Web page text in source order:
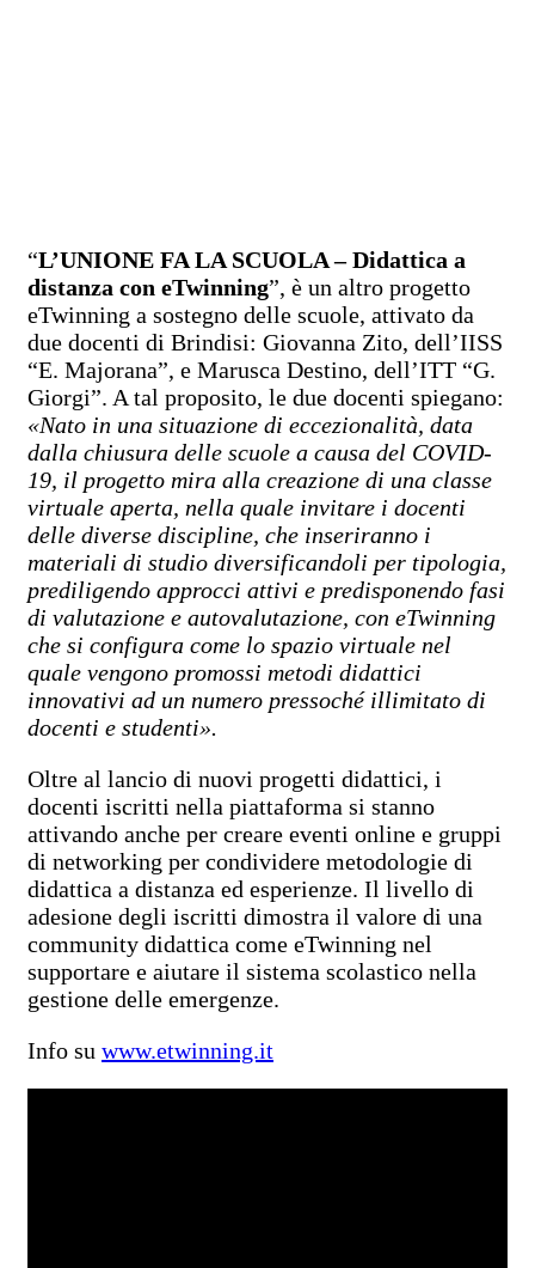
“L’UNIONE FA LA SCUOLA – Didattica a
distanza con eTwinning”, è un altro progetto
eTwinning a sostegno delle scuole, attivato da
due docenti di Brindisi: Giovanna Zito, dell’IISS
“E. Majorana”, e Marusca Destino, dell’ITT “G.
Giorgi”. A tal proposito, le due docenti spiegano:
«Nato in una situazione di eccezionalità, data
dalla chiusura delle scuole a causa del COVID-
19, il progetto mira alla creazione di una classe
virtuale aperta, nella quale invitare i docenti
delle diverse discipline, che inseriranno i
materiali di studio diversificandoli per tipologia,
prediligendo approcci attivi e predisponendo fasi
di valutazione e autovalutazione, con eTwinning
che si configura come lo spazio virtuale nel
quale vengono promossi metodi didattici
innovativi ad un numero pressoché illimitato di
docenti e studenti».
Oltre al lancio di nuovi progetti didattici, i
docenti iscritti nella piattaforma si stanno
attivando anche per creare eventi online e gruppi
di networking per condividere metodologie di
didattica a distanza ed esperienze. Il livello di
adesione degli iscritti dimostra il valore di una
community didattica come eTwinning nel
supportare e aiutare il sistema scolastico nella
gestione delle emergenze.
Info su www.etwinning.it